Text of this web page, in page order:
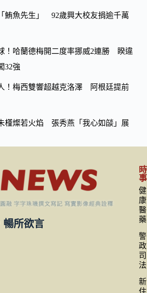
k
鮪魚先生」 92歲興大校友捐逾千萬
！哈蘭德梅開二度率挪威2連勝 睽違
32強
！梅西雙響超越克洛澤 阿根廷提前
槿燦若火焰 張秀燕「我心如燄」展
暢所欲言
時
事
健
康
醫
藥
警
政
司
法
新